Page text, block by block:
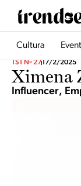
Cultura
TST Nº 2717/2/2025
Ximena
Influencer,